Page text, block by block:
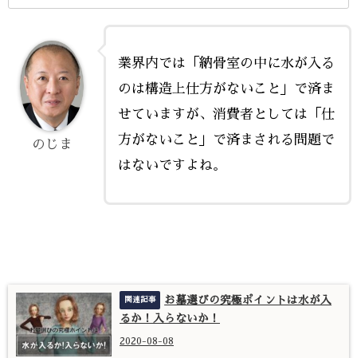
業界内では「納骨室の中に水が入る
のは構造上仕方がないこと」で済ま
せていますが、消費者としては「仕
方がないこと」で済まされる問題で
はないですよね。
のじま
お墓選びの究極ポイントは水が入
るか！入らないか！
2020-08-08